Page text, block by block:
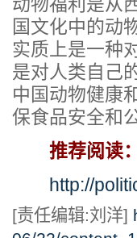
动物福利是从
国文化中的动
实质上是一种
是对人类自己
中国动物健康
保食品安全和
推荐阅读
http://
[责任编辑:刘洋]